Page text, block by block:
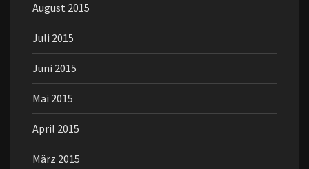
August 2015
Juli 2015
Juni 2015
Mai 2015
April 2015
März 2015